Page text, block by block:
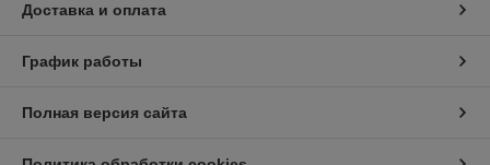
Доставка и оплата
График работы
Полная версия сайта